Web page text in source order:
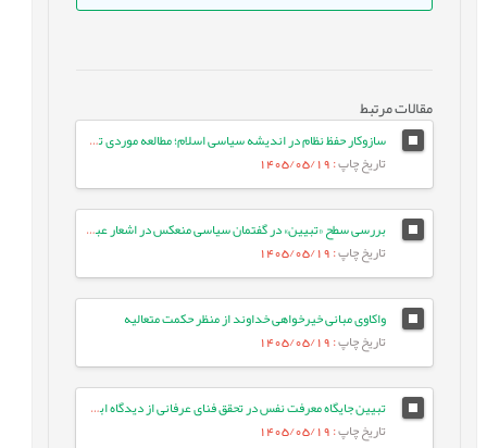
مقالات مرتبط
سازوکار حفظ نظام در اندیشه سیاسی اسلام؛ مطالعه موردی تعامل نظارتی شورای عالی اداری و دیوان عدالت اداری
تاریخ چاپ: 1405/05/19
بررسی سطح «تبیین» در گفتمان سیاسی منعکس در اشعار عبید زاکانی بر اساس نظریۀ تحلیل گفتمان انتقادی رومن فرکلاف
تاریخ چاپ: 1405/05/19
واکاوی مبانی خیرخواهی خداوند از منظر حکمت متعالیه
تاریخ چاپ: 1405/05/19
تبیین جایگاه معرفت نفس در تحقق فنای عرفانی از دیدگاه ابن عربی و علامه طباطبایی
تاریخ چاپ: 1405/05/19